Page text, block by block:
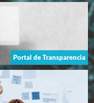
Portal de Transparencia